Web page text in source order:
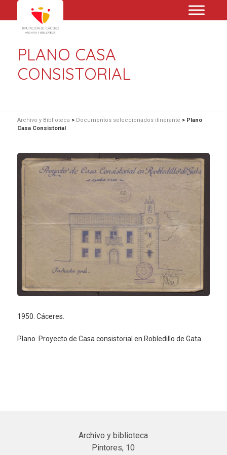
PLANO CASA
CONSISTORIAL
Archivo y Biblioteca > Documentos seleccionados itinerante > Plano
Casa Consistorial
1950. Cáceres.
Plano. Proyecto de Casa consistorial en Robledillo de Gata.
Archivo y biblioteca
Pintores, 10